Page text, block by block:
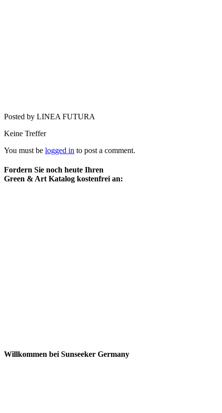
Posted by LINEA FUTURA
Keine Treffer
You must be logged in to post a comment.
Fordern Sie noch heute Ihren
Green & Art Katalog kostenfrei an:
Willkommen bei Sunseeker Germany